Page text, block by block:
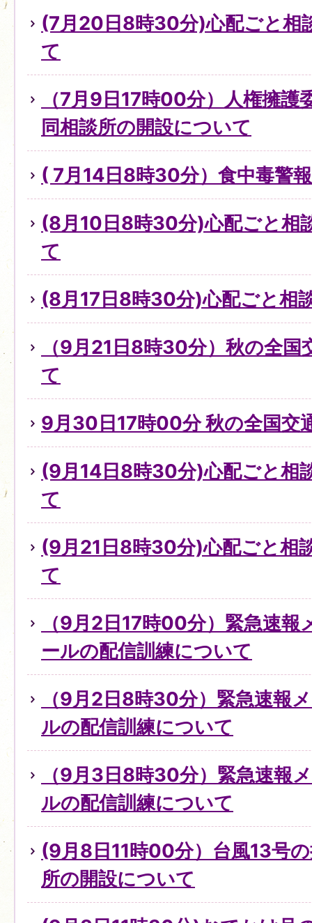
(7月20日8時30分)心配ごと相
て
（7月9日17時00分）人権擁護
同相談所の開設について
( 7月14日8時30分）食中毒警
(8月10日8時30分)心配ごと相
て
(8月17日8時30分)心配ごと相
（9月21日8時30分）秋の全国
て
9月30日17時00分 秋の全国交
(9月14日8時30分)心配ごと相
て
(9月21日8時30分)心配ごと相
て
（9月2日17時00分）緊急速
ールの配信訓練について
（9月2日8時30分）緊急速報
ルの配信訓練について
（9月3日8時30分）緊急速報
ルの配信訓練について
(9月8日11時00分）台風13号
所の開設について